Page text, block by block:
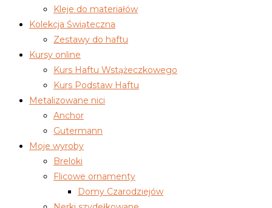
Kleje do materiałów
Kolekcja Świąteczna
Zestawy do haftu
Kursy online
Kurs Haftu Wstążeczkowego
Kurs Podstaw Haftu
Metalizowane nici
Anchor
Gutermann
Moje wyroby
Breloki
Flicowe ornamenty
Domy Czarodziejów